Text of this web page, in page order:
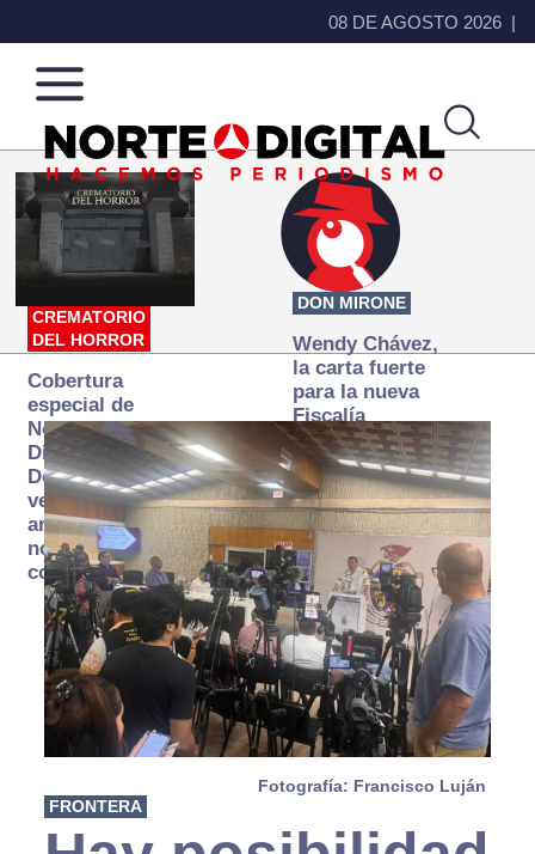
08 DE AGOSTO 2026
Norte
de
Ciudad
Más
que
noticias,
hacemos periodismo
CREMATORIO
DEL HORROR
Cobertura
especial de
Norte
Digital:
Donde la
verdad
arde… pero
no se
consume
DON MIRONE
Wendy Chávez,
la carta fuerte
para la nueva
Fiscalía
autónoma
Fotografía: Francisco Luján
FRONTERA